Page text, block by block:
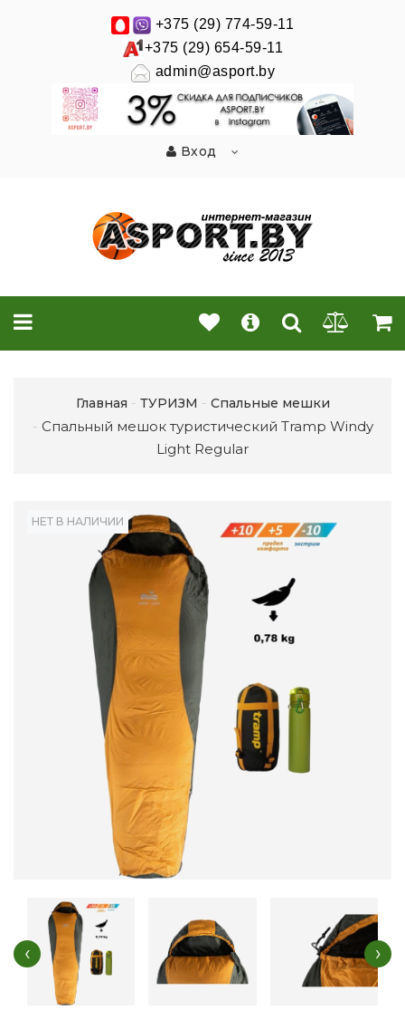
+375 (29) 774-59-11
+375 (29) 654-59-11
admin@asport.by
Вход
Главная ТУРИЗМ Спальные мешки
Спальный мешок туристический Tramp Windy
Light Regular
НЕТ В НАЛИЧИИ
‹ ›